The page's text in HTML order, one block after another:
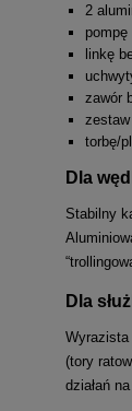
2
pompę
linkę
zawór
zestaw
torbę/
Dla
Stabilny
Dla
Wyrazista
(tory
działań